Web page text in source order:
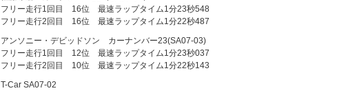
フリー走行1回目 16位 最速ラップタイム1分23秒548
フリー走行2回目 16位 最速ラップタイム1分22秒487
アンソニー・デビッドソン カーナンバー23(SA07-03)
フリー走行1回目 12位 最速ラップタイム1分23秒037
フリー走行2回目 10位 最速ラップタイム1分22秒143
T-Car SA07-02